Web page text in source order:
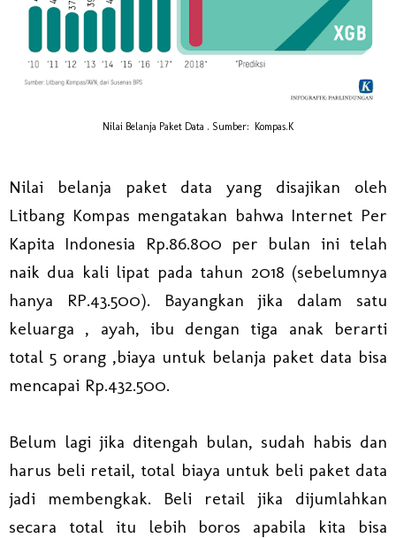
Nilai Belanja Paket Data . Sumber: Kompas.K
Nilai belanja paket data yang disajikan oleh
Litbang Kompas mengatakan bahwa Internet Per
Kapita Indonesia Rp.86.800 per bulan ini telah
naik dua kali lipat pada tahun 2018 (sebelumnya
hanya RP.43.500). Bayangkan jika dalam satu
keluarga , ayah, ibu dengan tiga anak berarti
total 5 orang ,biaya untuk belanja paket data bisa
mencapai Rp.432.500.
Belum lagi jika ditengah bulan, sudah habis dan
harus beli retail, total biaya untuk beli paket data
jadi membengkak. Beli retail jika dijumlahkan
secara total itu lebih boros apabila kita bisa